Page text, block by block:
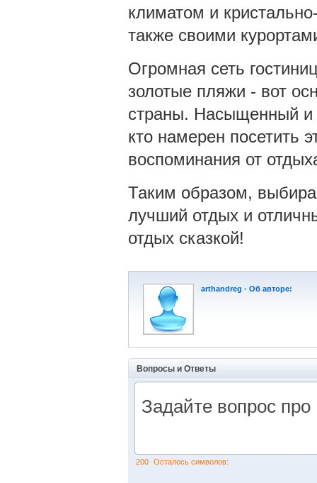
климатом и
также своими
Огромная сеть
золотые пляжи - вот
страны. Насыщенный и
кто намерен посетить
воспоминания от
Таким образом,
лучший отдых и
отдых сказкой!
arthandreg - Об авторе:
Вопросы и Ответы
200 Осталось символов: